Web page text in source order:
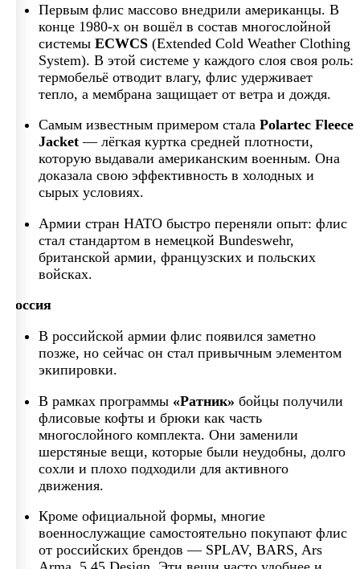
Первым флис массово внедрили американцы. В
конце 1980-х он вошёл в состав многослойной
системы ECWCS (Extended Cold Weather Clothing
System). В этой системе у каждого слоя своя роль:
термобельё отводит влагу, флис удерживает
тепло, а мембрана защищает от ветра и дождя.
Самым известным примером стала Polartec Fleece
Jacket — лёгкая куртка средней плотности,
которую выдавали американским военным. Она
доказала свою эффективность в холодных и
сырых условиях.
Армии стран НАТО быстро переняли опыт: флис
стал стандартом в немецкой Bundeswehr,
британской армии, французских и польских
войсках.
Россия
В российской армии флис появился заметно
позже, но сейчас он стал привычным элементом
экипировки.
В рамках программы «Ратник» бойцы получили
флисовые кофты и брюки как часть
многослойного комплекта. Они заменили
шерстяные вещи, которые были неудобны, долго
сохли и плохо подходили для активного
движения.
Кроме официальной формы, многие
военнослужащие самостоятельно покупают флис
от российских брендов — SPLAV, BARS, Ars